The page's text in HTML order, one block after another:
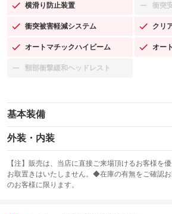
横滑り防止装置
：装備あり 衝突
：装
衝突被害軽減システム
：装備あり クリ
：装
オートマチックハイビーム
：装備あり オー
：装
頸部衝撃緩和ヘッドレスト
：装備なし
基本装備
エアバッグ：運転席/助手席
：装備あり
：装備なし
サンルーフ
：装備あり ABS
外装・内装
カーナビ：メモリーナビ他
：装備あり
TV：フルセグ
：装備あり
【注】販売は、当店に直接ご来場頂けるお客様を
お取置きはいたしません。◆在庫の有無をご確認
のお客様に限ります。